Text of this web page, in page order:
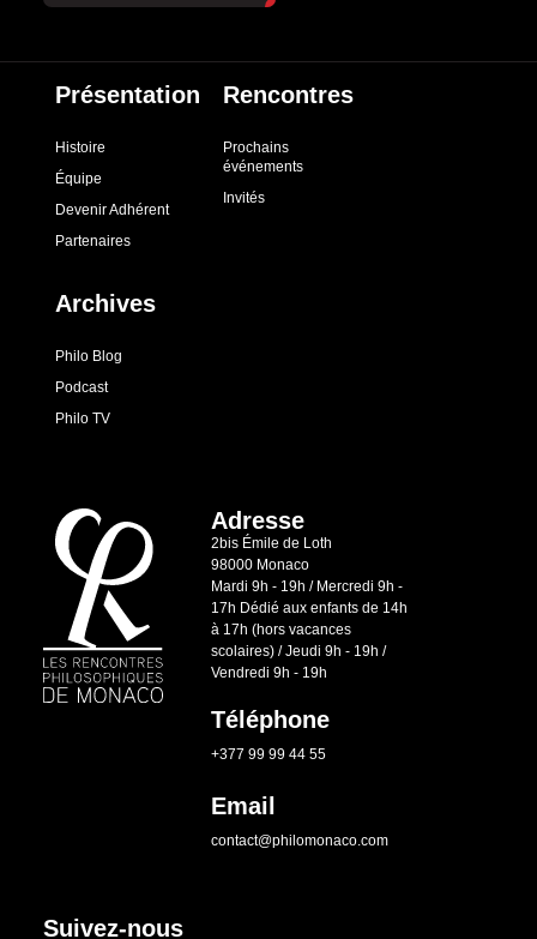
Présentation
Histoire
Équipe
Devenir Adhérent
Partenaires
Rencontres
Prochains
événements
Invités
Archives
Philo Blog
Podcast
Philo TV
Adresse
2bis Émile de Loth
98000 Monaco
Mardi 9h - 19h / Mercredi 9h -
17h Dédié aux enfants de 14h
à 17h (hors vacances
scolaires) / Jeudi 9h - 19h /
Vendredi 9h - 19h
Téléphone
+377 99 99 44 55
Email
contact@philomonaco.com
Suivez-nous